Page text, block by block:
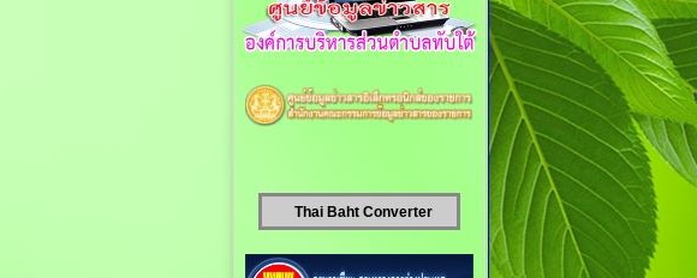
Thai Baht Converter